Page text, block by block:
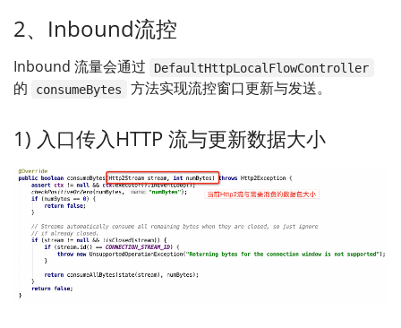
2、Inbound流控
Inbound 流量会通过 DefaultHttpLocalFlowController
的 consumeBytes 方法实现流控窗口更新与发送。
1) 入口传入HTTP 流与更新数据大小